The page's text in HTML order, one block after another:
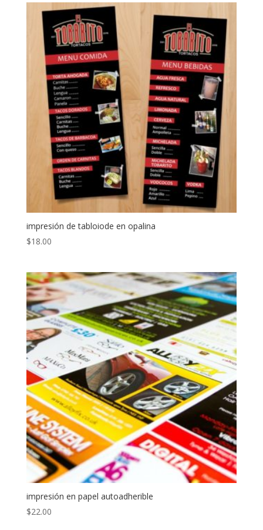
impresión de tabloiode en opalina
$18.00
impresión en papel autoadherible
$22.00